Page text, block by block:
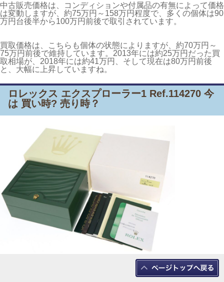
中古販売価格は、コンディションや付属品の有無によって価格
は変動しますが、約75万円～158万円程度で、多くの個体は90
万円台後半から100万円前後で取引されています。
買取価格は、こちらも個体の状態によりますが、約70万円～
75万円前後で維持しています。2013年には約25万円だった買
取相場が、2018年には約41万円、そして現在は80万円前後
と、大幅に上昇していますね。
ロレックス エクスプローラー1 Ref.114270 今
は 買い時? 売り時？
日本のロレックスの価格変動には、生産終了モデルとしての希
少性や、円高・円安の影響が大きく関与しています。